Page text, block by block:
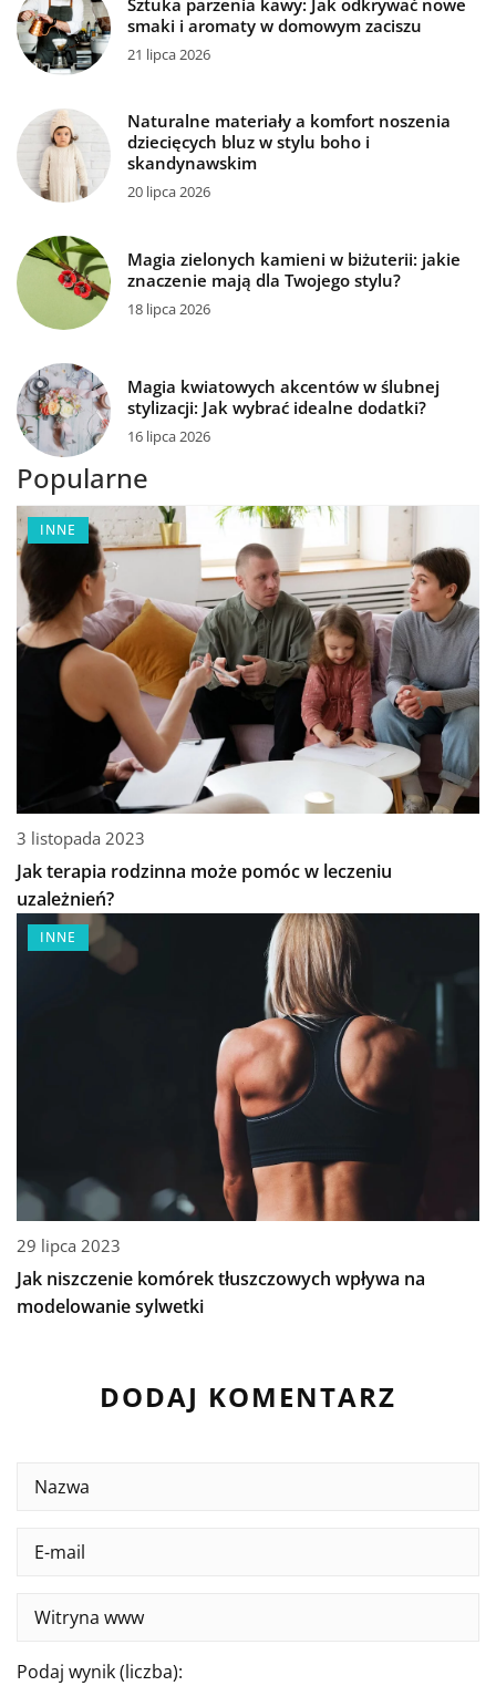
smaki i aromaty w domowym zaciszu
21 lipca 2026
Naturalne materiały a komfort noszenia
dziecięcych bluz w stylu boho i
skandynawskim
20 lipca 2026
Magia zielonych kamieni w biżuterii: jakie
znaczenie mają dla Twojego stylu?
18 lipca 2026
Magia kwiatowych akcentów w ślubnej
stylizacji: Jak wybrać idealne dodatki?
16 lipca 2026
Popularne
INNE
3 listopada 2023
Jak terapia rodzinna może pomóc w leczeniu
uzależnień?
INNE
29 lipca 2023
Jak niszczenie komórek tłuszczowych wpływa na
modelowanie sylwetki
DODAJ KOMENTARZ
Podaj wynik (liczba):